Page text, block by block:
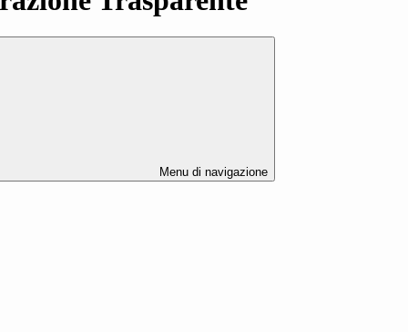
Menu di navigazione